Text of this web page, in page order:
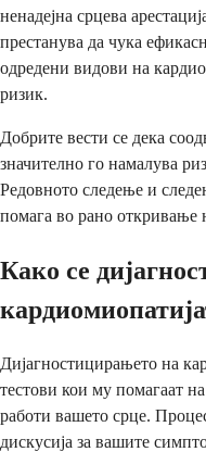
ненадејна срцева
престанува да чука
одредени видови на
ризик.
Добрите вести се дека
значително го намалува
Редовното следење и
помага во рано откривање
Како се
Дијагностицирањето на
тестови кои му помагаат
работи вашето срце.
дискусија за вашите